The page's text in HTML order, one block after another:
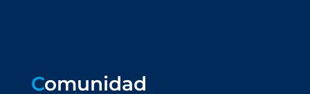
Comunidad